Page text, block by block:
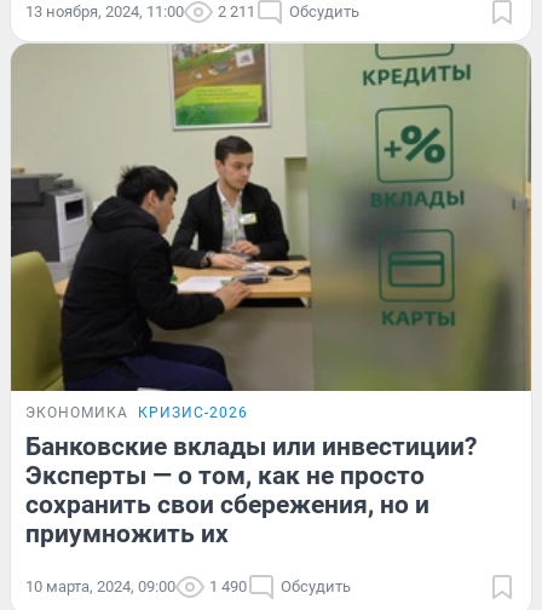
13 ноября, 2024, 11:00 2 211 Обсудить
ЭКОНОМИКА КРИЗИС-2026
Банковские вклады или инвестиции?
Эксперты — о том, как не просто
сохранить свои сбережения, но и
приумножить их
10 марта, 2024, 09:00 1 490 Обсудить